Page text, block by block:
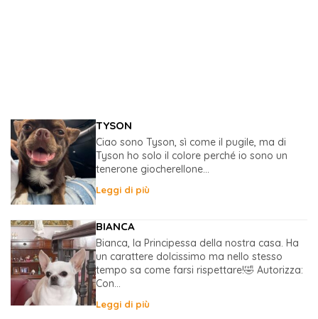
TYSON
Ciao sono Tyson, sì come il pugile, ma di
Tyson ho solo il colore perché io sono un
tenerone giocherellone...
Leggi di più
BIANCA
Bianca, la Principessa della nostra casa. Ha
un carattere dolcissimo ma nello stesso
tempo sa come farsi rispettare!🤣 Autorizza:
Con...
Leggi di più